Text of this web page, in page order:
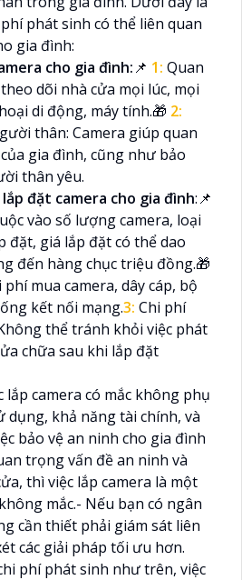
phát sinh có thể liên quan
gia đình:
cho gia đình:📌 1: Quan
dõi nhà cửa mọi lúc, mọi
di động, máy tính.🎁 2:
thân: Camera giúp quan
gia đình, cũng như bảo
thân yêu.
đặt camera cho gia đình:📌
vào số lượng camera, loại
đặt, giá lắp đặt có thể dao
đến hàng chục triệu đồng.🎁
mua camera, dây cáp, bộ
kết nối mạng.3: Chi phí
thể tránh khỏi việc phát
chữa sau khi lắp đặt
lắp camera có mắc không phụ
dụng, khả năng tài chính, và
bảo vệ an ninh cho gia đình
trọng vấn đề an ninh và
thì việc lắp camera là một
mắc.- Nếu bạn có ngân
cần thiết phải giám sát liên
các giải pháp tối ưu hơn.
phí phát sinh như trên, việc